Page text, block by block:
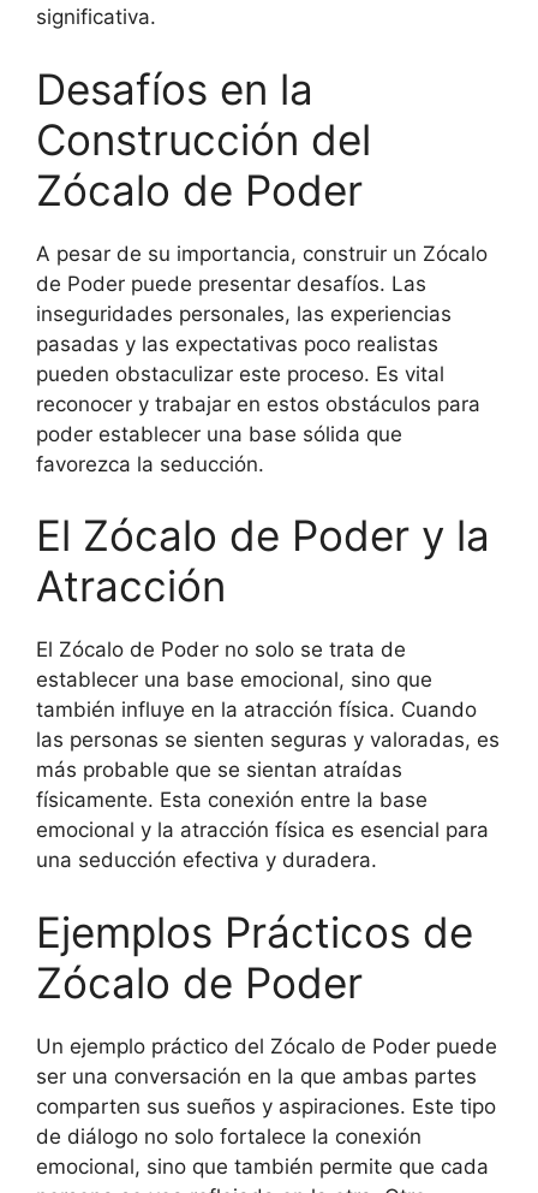
significativa.
Desafíos en la
Construcción del
Zócalo de Poder
A pesar de su importancia, construir un Zócalo
de Poder puede presentar desafíos. Las
inseguridades personales, las experiencias
pasadas y las expectativas poco realistas
pueden obstaculizar este proceso. Es vital
reconocer y trabajar en estos obstáculos para
poder establecer una base sólida que
favorezca la seducción.
El Zócalo de Poder y la
Atracción
El Zócalo de Poder no solo se trata de
establecer una base emocional, sino que
también influye en la atracción física. Cuando
las personas se sienten seguras y valoradas, es
más probable que se sientan atraídas
físicamente. Esta conexión entre la base
emocional y la atracción física es esencial para
una seducción efectiva y duradera.
Ejemplos Prácticos de
Zócalo de Poder
Un ejemplo práctico del Zócalo de Poder puede
ser una conversación en la que ambas partes
comparten sus sueños y aspiraciones. Este tipo
de diálogo no solo fortalece la conexión
emocional, sino que también permite que cada